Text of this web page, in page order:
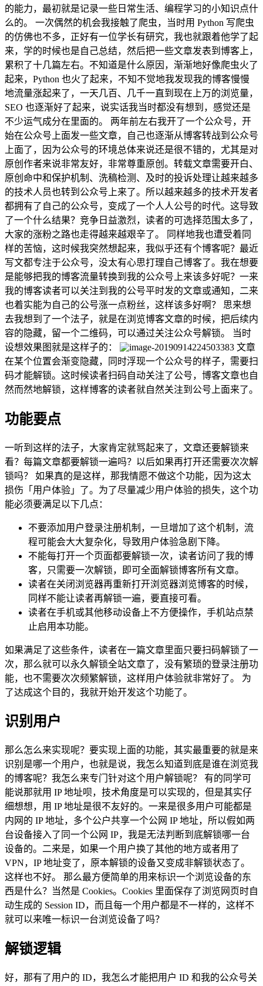
的能力，最初就是记录一些日常生活、编程学习的小知识点什
么的。 一次偶然的机会我接触了爬虫，当时用 Python 写爬虫
的仿佛也不多，正好有一位学长有研究，我也就跟着他学了起
来，学的时候也是自己总结，然后把一些文章发表到博客上，
累积了十几篇左右。不知道是什么原因，渐渐地好像爬虫火了
起来，Python 也火了起来，不知不觉地我发现我的博客慢慢
地流量涨起来了，一天几百、几千一直到现在上万的浏览量，
SEO 也逐渐好了起来，说实话我当时都没有想到，感觉还是
不少运气成分在里面的。 两年前左右我开了一个公众号，开
始在公众号上面发一些文章，自己也逐渐从博客转战到公众号
上面了，因为公众号的环境总体来说还是很不错的，尤其是对
原创作者来说非常友好，非常尊重原创。转载文章需要开白、
原创命中和保护机制、洗稿检测、及时的投诉处理让越来越多
的技术人员也转到公众号上来了。所以越来越多的技术开发者
都拥有了自己的公众号，变成了一个人人公号的时代。这导致
了一个什么结果？竞争日益激烈，读者的可选择范围太多了，
大家的涨粉之路也走得越来越艰辛了。 同样地我也遭受着同
样的苦恼，这时候我突然想起来，我似乎还有个博客呢？最近
写文都专注于公众号，没太有心思打理自己博客了。我在想要
是能够把我的博客流量转换到我的公众号上来该多好呢？一来
我的博客读者可以关注到我的公号平时发的文章或通知，二来
也着实能为自己的公号涨一点粉丝，这样该多好啊？ 思来想
去我想到了一个法子，就是在浏览博客文章的时候，把后续内
容的隐藏，留一个二维码，可以通过关注公众号解锁。 当时
设想效果图就是这样子的：
文章
在某个位置会渐变隐藏，同时浮现一个公众号的样子，需要扫
码才能解锁。这时候读者扫码自动关注了公号，博客文章也自
然而然地解锁，这样博客的读者就自然关注到公号上面来了。
功能要点
一听到这样的法子，大家肯定就骂起来了，文章还要解锁来
看？每篇文章都要解锁一遍吗？以后如果再打开还需要次次解
锁吗？ 如果真的是这样，那我情愿不做这个功能，因为这太
损伤「用户体验」了。为了尽量减少用户体验的损失，这个功
能必须要满足以下几点：
不要添加用户登录注册机制，一旦增加了这个机制，流
程可能会大大复杂化，导致用户体验急剧下降。
不能每打开一个页面都要解锁一次，读者访问了我的博
客，只需要一次解锁，即可全面解锁博客所有文章。
读者在关闭浏览器再重新打开浏览器浏览博客的时候，
同样不能让读者再解锁一遍，要直接可看。
读者在手机或其他移动设备上不方便操作，手机站点禁
止启用本功能。
如果满足了这些条件，读者在一篇文章里面只要扫码解锁了一
次，那么就可以永久解锁全站文章了，没有繁琐的登录注册功
能，也不需要次次频繁解锁，这样用户体验就非常好了。 为
了达成这个目的，我就开始开发这个功能了。
识别用户
那么怎么来实现呢？要实现上面的功能，其实最重要的就是来
识别是哪一个用户，也就是说，我怎么知道到底是谁在浏览我
的博客呢？我怎么来专门针对这个用户解锁呢？ 有的同学可
能说那就用 IP 地址呗，技术角度是可以实现的，但是其实仔
细想想，用 IP 地址是很不友好的。一来是很多用户可能都是
内网的 IP 地址，多个公户共享一个公网 IP 地址，所以假如两
台设备接入了同一个公网 IP，我是无法判断到底解锁哪一台
设备的。二来是，如果一个用户换了其他的地方或者用了
VPN，IP 地址变了，原本解锁的设备又变成非解锁状态了。
这样也不好。 那么最方便简单的用来标识一个浏览设备的东
西是什么？当然是 Cookies。Cookies 里面保存了浏览网页时自
动生成的 Session ID，而且每一个用户都是不一样的，这样不
就可以来唯一标识一台浏览设备了吗？
解锁逻辑
好，那有了用户的 ID，我怎么才能把用户 ID 和我的公众号关